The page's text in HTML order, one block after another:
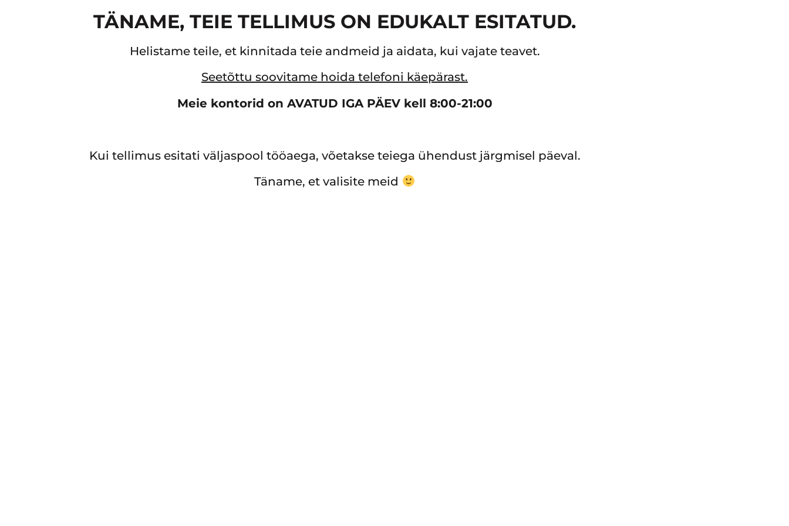
TÄNAME, TEIE TELLIMUS ON EDUKALT ESITATUD.
Helistame teile, et kinnitada teie andmeid ja aidata, kui vajate teavet.
Seetõttu soovitame hoida telefoni käepärast.
Meie kontorid on AVATUD IGA PÄEV kell 8:00-21:00
Kui tellimus esitati väljaspool tööaega, võetakse teiega ühendust järgmisel päeval.
Täname, et valisite meid